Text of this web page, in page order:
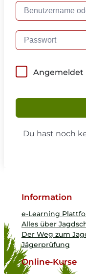
Angemeldet
Du hast noch
Information
e-Learning
Alles über
Der Weg zum
Jägerprüfung
Online-Kurse